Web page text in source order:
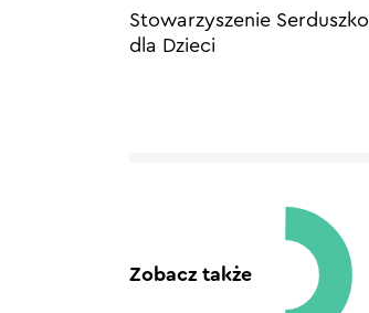
Stowarzyszenie Serduszko
dla Dzieci
Zobacz także